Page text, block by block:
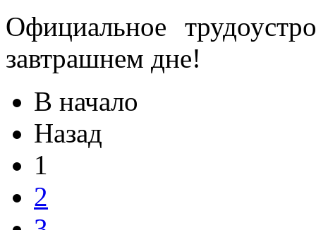
Официальное
завтрашнем дне!
В начало
Назад
1
2